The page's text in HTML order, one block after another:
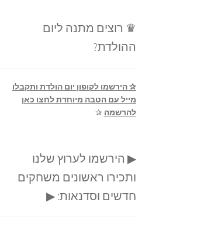
♛ רוצים מתנה ליום
ההולדת?
✰ הירשמו לקופון יום הולדת ותקבלו
מייל עם הטבה מיוחדת לחצו כאן
להרשמה ✰
▶ הירשמו לערוץ שלנו
ותכירו ראשונים משחקים
חדשים וסדנאות: ▶